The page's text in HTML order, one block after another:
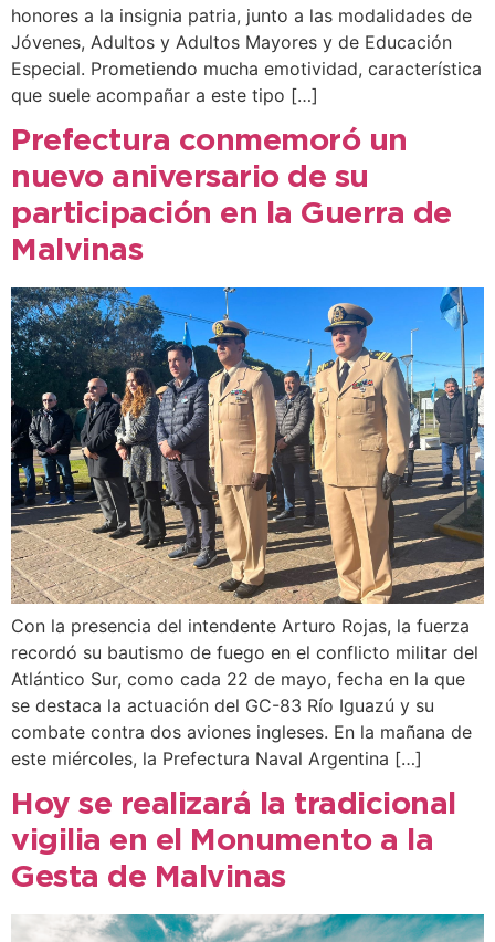
honores a la insignia patria, junto a las modalidades de
Jóvenes, Adultos y Adultos Mayores y de Educación
Especial. Prometiendo mucha emotividad, característica
que suele acompañar a este tipo […]
Prefectura conmemoró un
nuevo aniversario de su
participación en la Guerra de
Malvinas
Con la presencia del intendente Arturo Rojas, la fuerza
recordó su bautismo de fuego en el conflicto militar del
Atlántico Sur, como cada 22 de mayo, fecha en la que
se destaca la actuación del GC-83 Río Iguazú y su
combate contra dos aviones ingleses. En la mañana de
este miércoles, la Prefectura Naval Argentina […]
Hoy se realizará la tradicional
vigilia en el Monumento a la
Gesta de Malvinas